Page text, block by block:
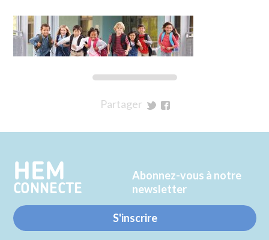
Partager
Twitter
Facebook
HEM
CONNECTE
Abonnez-vous à notre
newsletter
S'inscrire